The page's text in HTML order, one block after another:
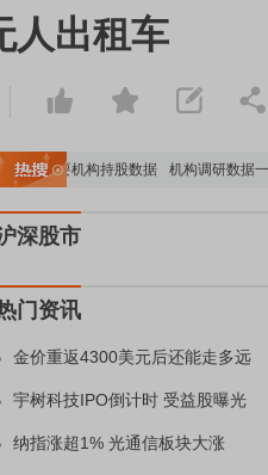
人出租车
重要机构持股数据 机构调研数据一览
深股市
门资讯
金价重返4300美元后还能走多远
宇树科技IPO倒计时 受益股曝光
纳指涨超1% 光通信板块大涨